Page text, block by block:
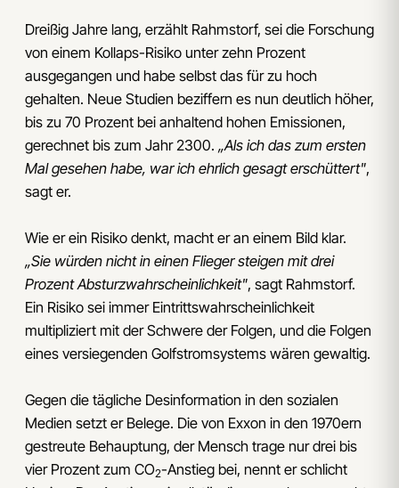
Dreißig Jahre lang, erzählt Rahmstorf, sei die Forschung
von einem Kollaps-Risiko unter zehn Prozent
ausgegangen und habe selbst das für zu hoch
gehalten. Neue Studien beziffern es nun deutlich höher,
bis zu 70 Prozent bei anhaltend hohen Emissionen,
gerechnet bis zum Jahr 2300. „Als ich das zum ersten
Mal gesehen habe, war ich ehrlich gesagt erschüttert",
sagt er.
Wie er ein Risiko denkt, macht er an einem Bild klar.
„Sie würden nicht in einen Flieger steigen mit drei
Prozent Absturzwahrscheinlichkeit", sagt Rahmstorf.
Ein Risiko sei immer Eintrittswahrscheinlichkeit
multipliziert mit der Schwere der Folgen, und die Folgen
eines versiegenden Golfstromsystems wären gewaltig.
Gegen die tägliche Desinformation in den sozialen
Medien setzt er Belege. Die von Exxon in den 1970ern
gestreute Behauptung, der Mensch trage nur drei bis
vier Prozent zum CO2-Anstieg bei, nennt er schlicht